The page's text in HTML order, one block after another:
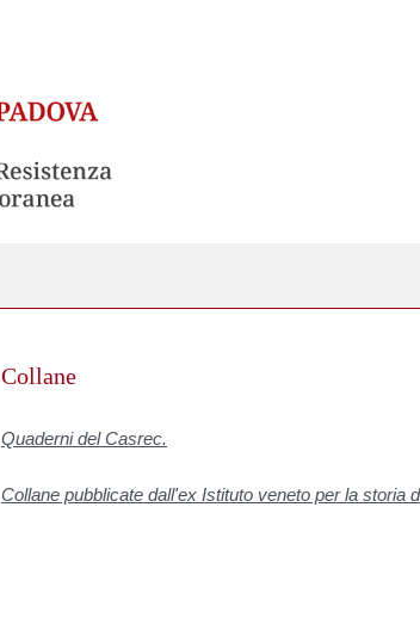
Collane
Quaderni del Casrec.
Collane pubblicate dall'ex Istituto veneto per la storia